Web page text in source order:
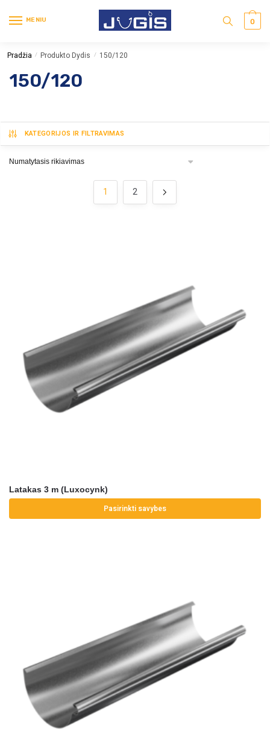
MENIU 0
Pradžia / Produkto Dydis / 150/120
150/120
KATEGORIJOS IR FILTRAVIMAS
1 2
Latakas 3 m (Luxocynk)
Pasirinkti savybes